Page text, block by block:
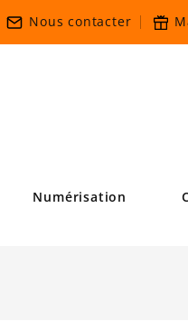
Nous contacter
Numérisation
.•:*'""*:•¦De Beau